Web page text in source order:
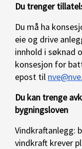
Du trenger
Du må ha
eie og drive
innhold i søknad
konsesjon for
epost til
Du kan trenge
bygningsloven
Vindkraftanlegg:
vindkraft krever